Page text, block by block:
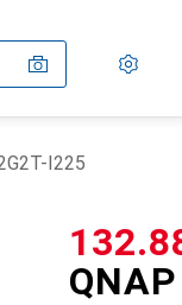
Conto
Liste di
Liste
Carrello
I225
QNAP
CHF